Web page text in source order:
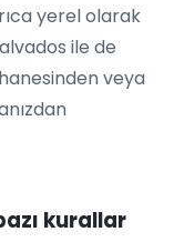
yerel olarak
ile de
veya
kurallar